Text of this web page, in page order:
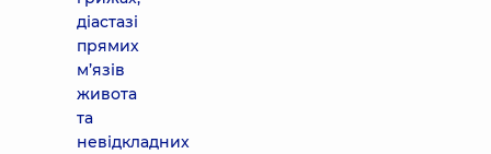
діастазі
прямих
м’язів
живота
та
невідкладних